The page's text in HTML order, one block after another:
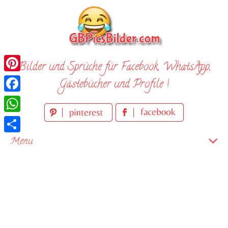
Bilder und Sprüche für Facebook, WhatsApp,
Gästebücher und Profile !
Menu
Pinterest
Facebook
WhatsApp
Teilen